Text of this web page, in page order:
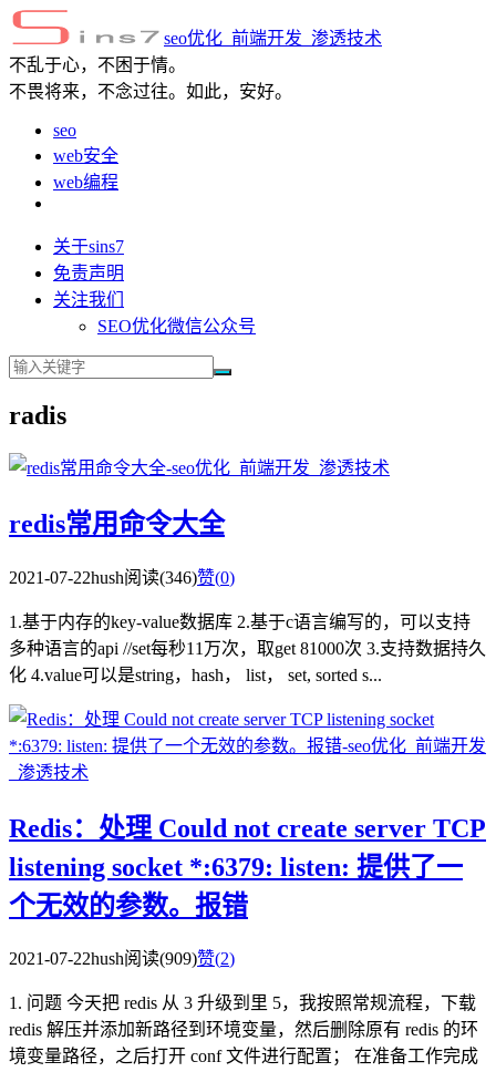
seo优化_前端开发_渗透技术
不乱于心，不困于情。
不畏将来，不念过往。如此，安好。
seo
web安全
web编程
关于sins7
免责声明
关注我们
SEO优化微信公众号
radis
redis常用命令大全
2021-07-22hush阅读(346)赞(0)
1.基于内存的key-value数据库 2.基于c语言编写的，可以支持
多种语言的api //set每秒11万次，取get 81000次 3.支持数据持久
化 4.value可以是string，hash， list， set, sorted s...
Redis：处理 Could not create server TCP
listening socket *:6379: listen: 提供了一
个无效的参数。报错
2021-07-22hush阅读(909)赞(2)
1. 问题 今天把 redis 从 3 升级到里 5，我按照常规流程，下载
redis 解压并添加新路径到环境变量，然后删除原有 redis 的环
境变量路径，之后打开 conf 文件进行配置； 在准备工作完成